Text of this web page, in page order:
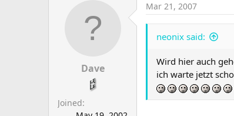
Dave
Joined
Mar 21, 2007
neonix said:
Wird hier auch
ich warte jetzt